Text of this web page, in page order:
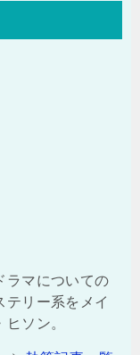
ラマについての
テリー系をメイ
ソン。